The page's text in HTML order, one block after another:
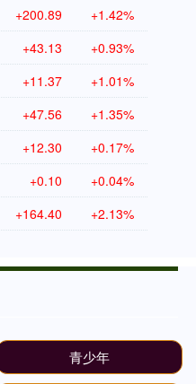
+200.89 +1.42%
+43.13 +0.93%
+11.37 +1.01%
+47.56 +1.35%
+12.30 +0.17%
+0.10 +0.04%
+164.40 +2.13%
青少年